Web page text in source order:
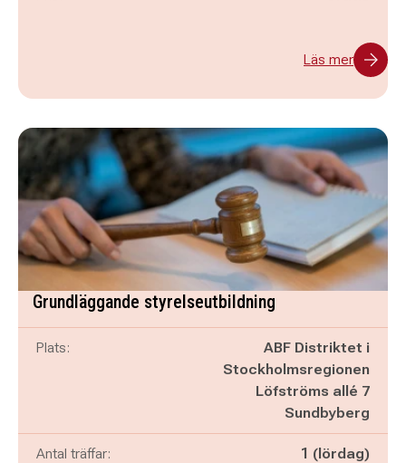
Läs mer
Grundläggande styrelseutbildning
Plats:
ABF Distriktet i
Stockholmsregionen
Löfströms allé 7
Sundbyberg
Antal träffar: 1 (lördag)